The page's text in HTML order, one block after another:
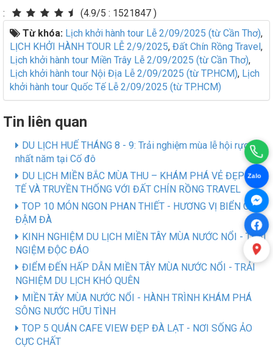
: (4.9/5 : 1521847 )
Từ khóa: Lịch khởi hành tour Lễ 2/09/2025 (từ Cần Thơ),
LỊCH KHỞI HÀNH TOUR LỄ 2/9/2025, Đất Chín Rồng Travel,
Lịch khởi hành tour Miền Trây Lễ 2/09/2025 (từ Cần Thơ),
Lịch khởi hành tour Nội Địa Lễ 2/09/2025 (từ TP.HCM), Lịch
khởi hành tour Quốc Tế Lễ 2/09/2025 (từ TP.HCM)
Tin liên quan
DU LỊCH HUẾ THÁNG 8 - 9: Trải nghiệm mùa lễ hội rực rỡ
nhất năm tại Cố đô
DU LỊCH MIỀN BẮC MÙA THU – KHÁM PHÁ VẺ ĐẸP TINH
TẾ VÀ TRUYỀN THỐNG VỚI ĐẤT CHÍN RỒNG TRAVEL
TOP 10 MÓN NGON PHAN THIẾT - HƯƠNG VỊ BIỂN CẢ
ĐẬM ĐÀ
KINH NGHIỆM DU LỊCH MIỀN TÂY MÙA NƯỚC NỔI - TRẢI
NGIỆM ĐỘC ĐÁO
ĐIỂM ĐẾN HẤP DẪN MIỀN TÂY MÙA NƯỚC NỔI - TRẢI
NGHIỆM DU LỊCH KHÓ QUÊN
MIỀN TÂY MÙA NƯỚC NỔI - HÀNH TRÌNH KHÁM PHÁ
SÔNG NƯỚC HỮU TÌNH
TOP 5 QUÁN CAFE VIEW ĐẸP ĐÀ LẠT - NƠI SỐNG ẢO
CỰC CHẤT
Zalo